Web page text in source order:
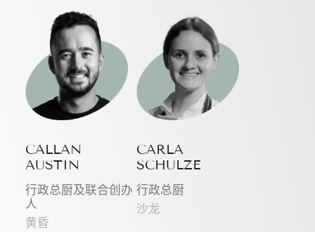
CALLAN
AUSTIN
行政总厨及联合创办
人
黄昏
CARLA
SCHULZE
行政总厨
沙龙